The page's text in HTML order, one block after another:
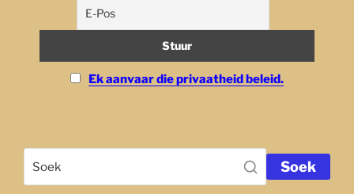
Ek aanvaar die privaatheid beleid.
Soek